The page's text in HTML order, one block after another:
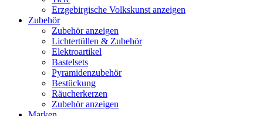
Erzgebirgische Volkskunst anzeigen
Zubehör
Zubehör anzeigen
Lichtertüllen & Zubehör
Elektroartikel
Bastelsets
Pyramidenzubehör
Bestückung
Räucherkerzen
Zubehör anzeigen